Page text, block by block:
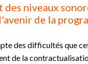
niveaux
de la
des difficultés que
de la